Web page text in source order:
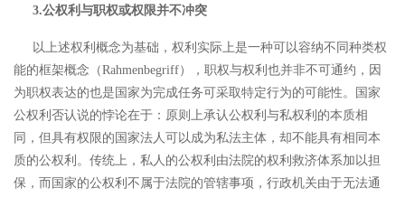
3.公权利与职权或权限并不冲突
以上述权利概念为基础，权利实际上是一种可以容纳不同种类权
能的框架概念（Rahmenbegriff），职权与权利也并非不可通约，因
为职权表达的也是国家为完成任务可采取特定行为的可能性。
国家
公权利否认说的悖论在于：原则上承认公权利与私权利的本质相
同，但具有权限的国家法人可以成为私法主体，却不能具有相同本
质的公权利。传统上，私人的公权利由法院的权利救济体系加以担
保，而国家的公权利不属于法院的管辖事项，行政机关由于无法通